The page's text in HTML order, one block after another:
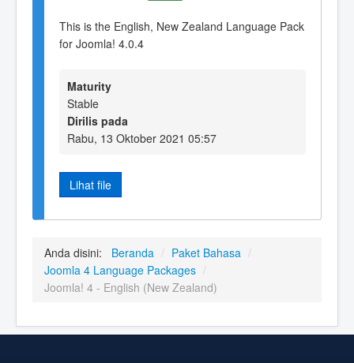
This is the English, New Zealand Language Pack
for Joomla! 4.0.4
Maturity
Stable
Dirilis pada
Rabu, 13 Oktober 2021 05:57
Lihat file
Anda disini: Beranda / Paket Bahasa /
Joomla 4 Language Packages /
Joomla! 4 - English (New Zealand)